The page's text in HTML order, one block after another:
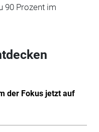
90 Prozent im
der Fokus jetzt auf